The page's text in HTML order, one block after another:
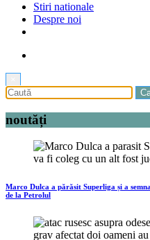
Stiri nationale
Despre noi
noutăți
Marco Dulca a părăsit Superliga și a
de la Petrolul